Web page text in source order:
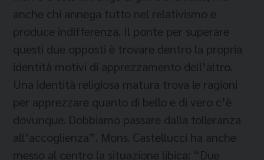
anche chi annega tutto nel relativismo e
produce indifferenza. Il ponte per superare
questi due opposti è trovare dentro la propria
identità motivi di apprezzamento dell’altro.
Una identità religiosa matura trova le ragioni
per apprezzare quanto di bello e di vero c’è
dovunque. Dobbiamo passare dalla tolleranza
all’accoglienza”. Mons. Castellucci ha anche
messo al centro la situazione libica: “Due